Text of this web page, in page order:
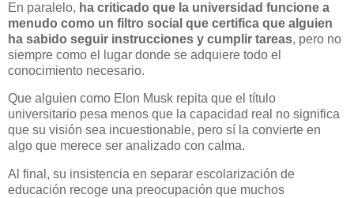
En paralelo, ha criticado que la universidad funcione a
menudo como un filtro social que certifica que alguien
ha sabido seguir instrucciones y cumplir tareas, pero no
siempre como el lugar donde se adquiere todo el
conocimiento necesario.
Que alguien como Elon Musk repita que el título
universitario pesa menos que la capacidad real no significa
que su visión sea incuestionable, pero sí la convierte en
algo que merece ser analizado con calma.
Al final, su insistencia en separar escolarización de
educación recoge una preocupación que muchos